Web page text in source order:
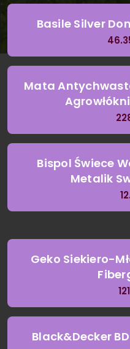
Basile Silver
Mata
Bispol Świece
Metalik
Geko Siekiero-
Black&Decker